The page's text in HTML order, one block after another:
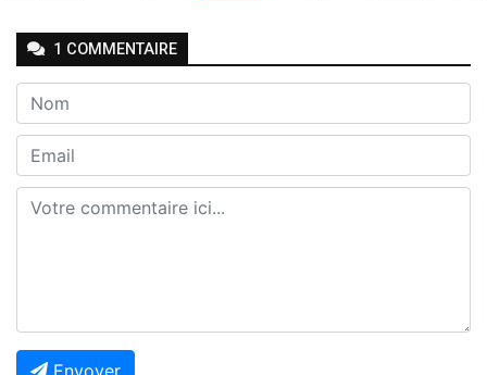
1 COMMENTAIRE